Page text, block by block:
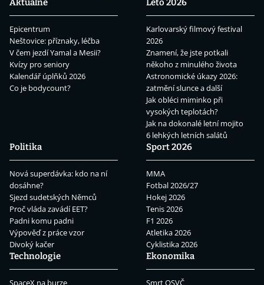
Aktuálně
Epicentrum
Neštovice: příznaky, léčba
V čem jezdí Yamal a Mesii?
Kvízy pro seniory
Kalendář úplňků 2026
Co je bodycount?
Léto 2026
Karlovarský filmový festival
2026
Znamení, že jste potkali
někoho z minulého života
Astronomické úkazy 2026:
zatmění slunce a další
Jak obléci miminko při
vysokých teplotách?
Jak na dokonalé letní mojito
6 lehkých letních salátů
Politika
Nová superdávka: kdo na ní
dosáhne?
Sjezd sudetských Němců
Proč vláda zavádí EET?
Padni komu padni
Výpověď z práce vzor
Divoký kačer
Sport 2026
MMA
Fotbal 2026/27
Hokej 2026
Tenis 2026
F1 2026
Atletika 2026
Cyklistika 2026
Technologie
SpaceX na burze
Ekonomika
Smrt OSVČ